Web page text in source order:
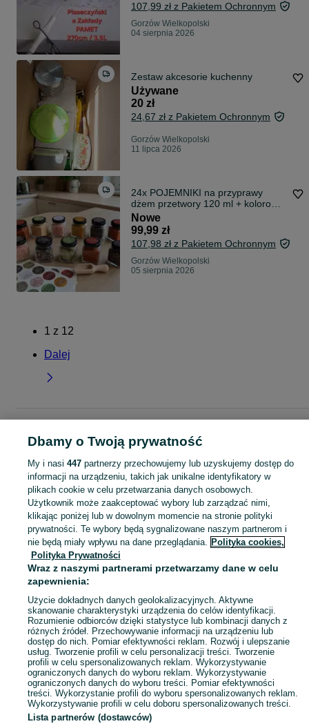
107,99 zł z Pakietem Ochronnym
Gorzów Wielkopolski
04 sierpnia 2026
Zestaw akcesorie kuchenny
Używane
20 zł
24,67 zł z Pakietem Ochronnym
Gorzów Wielkopolski
11 lipca 2026
24x POJEMNIKI na przyprawy
dżem przetwory 120 ml + kolorowe
etykiety
Nowe
99,99 zł
107,98 zł z Pakietem Ochronnym
Gorzów Wielkopolski
05 sierpnia 2026
1 z 12
Dalej
Pozostałe
Pozostałe - Lubuskie Pozostałe - Gorzów Wielkopolski
KATEGORIA
Zobacz
Mapa kategorii
Mapa miejscowości
Mapa ministron
Popularne wyszukiwania
Dbamy o Twoją prywatność
My i nasi 447partnerzy przechowujemy lub uzyskujemy dostęp do
informacji na urządzeniu, takich jak unikalne identyfikatory w
plikach cookie w celu przetwarzania danych osobowych.
Użytkownik może zaakceptować wybory lub zarządzać nimi,
klikając poniżej lub w dowolnym momencie na stronie polityki
prywatności. Te wybory będą sygnalizowane naszym partnerom i
nie będą miały wpływu na dane przeglądania. Polityka cookies,
Polityka Prywatności
Wraz z naszymi partnerami przetwarzamy dane w celu
zapewnienia:
Użycie dokładnych danych geolokalizacyjnych. Aktywne
skanowanie charakterystyki urządzenia do celów identyfikacji.
Rozumienie odbiorców dzięki statystyce lub kombinacji danych z
różnych źródeł. Przechowywanie informacji na urządzeniu lub
dostęp do nich. Pomiar efektywności reklam. Rozwój i ulepszanie
usług. Tworzenie profili w celu personalizacji treści. Tworzenie
profili w celu spersonalizowanych reklam. Wykorzystywanie
ograniczonych danych do wyboru reklam. Wykorzystywanie
ograniczonych danych do wyboru treści. Pomiar efektywności
treści. Wykorzystanie profili do wyboru spersonalizowanych reklam.
Wykorzystywanie profili w celu doboru spersonalizowanych treści.
Lista partnerów (dostawców)